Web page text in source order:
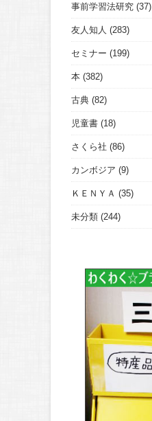
事前学習法研究 (37)
友人知人 (283)
セミナー (199)
本 (382)
古典 (82)
児童書 (18)
さくら社 (86)
カンボジア (9)
ＫＥＮＹＡ (35)
未分類 (244)